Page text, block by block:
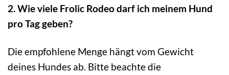
2. Wie viele Frolic Rodeo darf ich meinem Hund
pro Tag geben?
Die empfohlene Menge hängt vom Gewicht
deines Hundes ab. Bitte beachte die